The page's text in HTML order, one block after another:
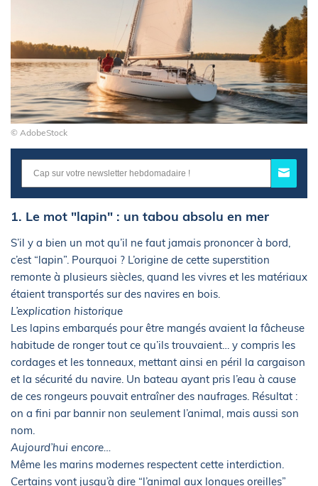
© AdobeStock
1. Le mot "lapin" : un tabou absolu en mer
S’il y a bien un mot qu’il ne faut jamais prononcer à bord,
c’est “lapin”. Pourquoi ? L’origine de cette superstition
remonte à plusieurs siècles, quand les vivres et les matériaux
étaient transportés sur des navires en bois.
L’explication historique
Les lapins embarqués pour être mangés avaient la fâcheuse
habitude de ronger tout ce qu’ils trouvaient… y compris les
cordages et les tonneaux, mettant ainsi en péril la cargaison
et la sécurité du navire. Un bateau ayant pris l’eau à cause
de ces rongeurs pouvait entraîner des naufrages. Résultat :
on a fini par bannir non seulement l’animal, mais aussi son
nom.
Aujourd’hui encore…
Même les marins modernes respectent cette interdiction.
Certains vont jusqu’à dire “l’animal aux longues oreilles”